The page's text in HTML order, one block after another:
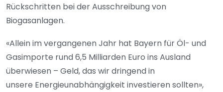
Rückschritten bei der Ausschreibung von
Biogasanlagen.
«Allein im vergangenen Jahr hat Bayern für Öl- und
Gasimporte rund 6,5 Milliarden Euro ins Ausland
überwiesen – Geld, das wir dringend in
unsere Energieunabhängigkeit investieren sollten»,